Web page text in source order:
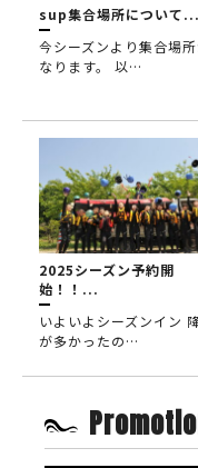
sup集合場所について...
今シーズンより集合場
なります。 以…
2025シーズン予約開
始！！...
いよいよシーズンイン
が多かったの…